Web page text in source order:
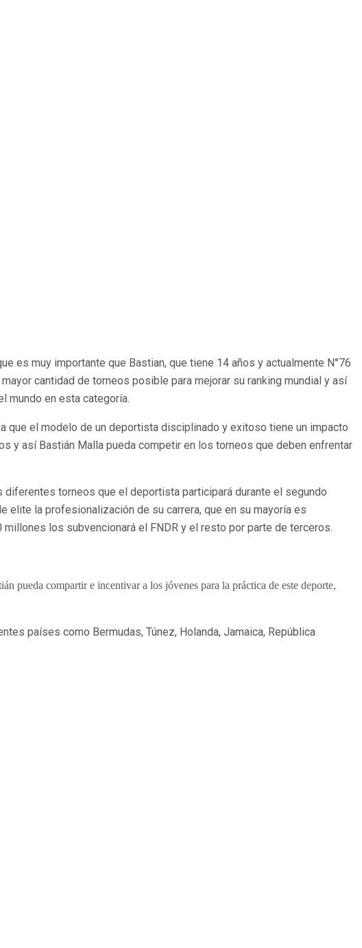
es muy importante que Bastian, que tiene 14 años y actualmente N°76
cantidad de torneos posible para mejorar su ranking mundial y así
mundo en esta categoría.
que el modelo de un deportista disciplinado y exitoso tiene un impacto
y así Bastián Malla pueda competir en los torneos que deben enfrentar
torneos que el deportista participará durante el segundo
elite la profesionalización de su carrera, que en su mayoría es
los subvencionará el FNDR y el resto por parte de terceros.
pueda compartir e incentivar a los jóvenes para la práctica de este deporte,
países como Bermudas, Túnez, Holanda, Jamaica, República